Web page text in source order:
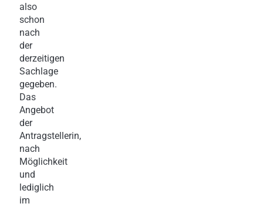
also
schon
nach
der
derzeitigen
Sachlage
gegeben.
Das
Angebot
der
Antragstellerin,
nach
Möglichkeit
und
lediglich
im